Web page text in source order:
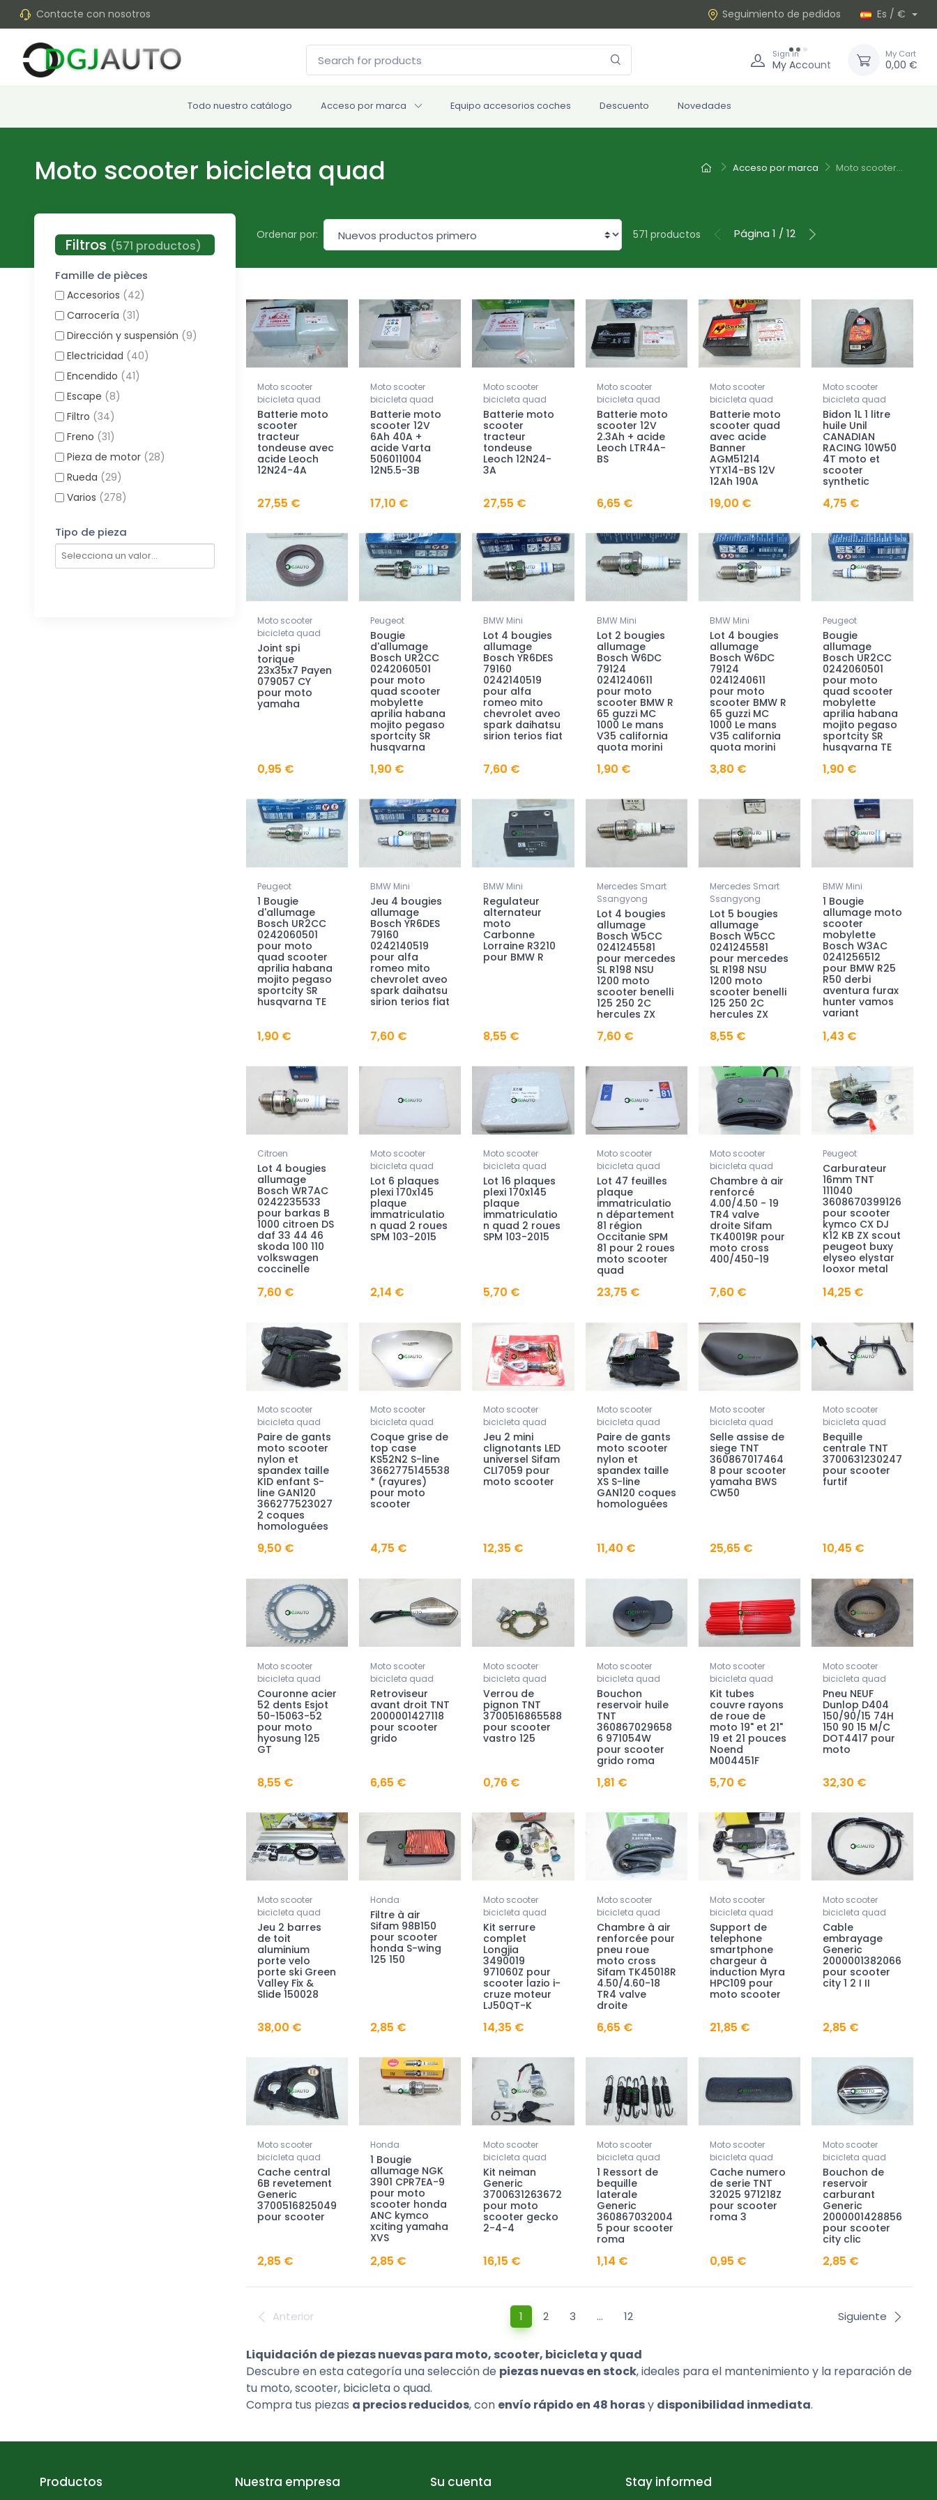
Contacte con nosotros Seguimiento de pedidos Es / €
Sign in
My Account
My Cart
0,00 €
Todo nuestro catálogo Acceso por marca Equipo accesorios coches Descuento Novedades
Acceso por marca Moto scooter...
Moto scooter bicicleta quad
Filtros (571 productos)
Famille de pièces
Accesorios (42)
Carrocería (31)
Dirección y suspensión (9)
Electricidad (40)
Encendido (41)
Escape (8)
Filtro (34)
Freno (31)
Pieza de motor (28)
Rueda (29)
Varios (278)
Tipo de pieza
Ordenar por: 571 productos Página 1 / 12
Liquidación de piezas nuevas para moto, scooter, bicicleta y quad
Descubre en esta categoría una selección de piezas nuevas en stock, ideales para el mantenimiento y la reparación de
tu moto, scooter, bicicleta o quad.
Compra tus piezas a precios reducidos, con envío rápido en 48 horasy disponibilidad inmediata.
Moto scooter
bicicleta quad
Batterie moto
scooter
tracteur
tondeuse avec
acide Leoch
12N24-4A
27,55 €
Moto scooter
bicicleta quad
Batterie moto
scooter 12V
6Ah 40A +
acide Varta
506011004
12N5.5-3B
17,10 €
Moto scooter
bicicleta quad
Batterie moto
scooter
tracteur
tondeuse
Leoch 12N24-
3A
27,55 €
Moto scooter
bicicleta quad
Batterie moto
scooter 12V
2.3Ah + acide
Leoch LTR4A-
BS
6,65 €
Moto scooter
bicicleta quad
Batterie moto
scooter quad
avec acide
Banner
AGM51214
YTX14-BS 12V
12Ah 190A
19,00 €
Moto scooter
bicicleta quad
Bidon 1L 1 litre
huile Unil
CANADIAN
RACING 10W50
4T moto et
scooter
synthetic
4,75 €
Moto scooter
bicicleta quad
Joint spi
torique
23x35x7 Payen
079057 CY
pour moto
yamaha
0,95 €
Peugeot
Bougie
d'allumage
Bosch UR2CC
0242060501
pour moto
quad scooter
mobylette
aprilia habana
mojito pegaso
sportcity SR
husqvarna
1,90 €
BMW Mini
Lot 4 bougies
allumage
Bosch YR6DES
79160
0242140519
pour alfa
romeo mito
chevrolet aveo
spark daihatsu
sirion terios fiat
7,60 €
BMW Mini
Lot 2 bougies
allumage
Bosch W6DC
79124
0241240611
pour moto
scooter BMW R
65 guzzi MC
1000 Le mans
V35 california
quota morini
1,90 €
BMW Mini
Lot 4 bougies
allumage
Bosch W6DC
79124
0241240611
pour moto
scooter BMW R
65 guzzi MC
1000 Le mans
V35 california
quota morini
3,80 €
Peugeot
Bougie
allumage
Bosch UR2CC
0242060501
pour moto
quad scooter
mobylette
aprilia habana
mojito pegaso
sportcity SR
husqvarna TE
1,90 €
Peugeot
1 Bougie
d'allumage
Bosch UR2CC
0242060501
pour moto
quad scooter
aprilia habana
mojito pegaso
sportcity SR
husqvarna TE
1,90 €
BMW Mini
Jeu 4 bougies
allumage
Bosch YR6DES
79160
0242140519
pour alfa
romeo mito
chevrolet aveo
spark daihatsu
sirion terios fiat
7,60 €
BMW Mini
Regulateur
alternateur
moto
Carbonne
Lorraine R3210
pour BMW R
8,55 €
Mercedes Smart
Ssangyong
Lot 4 bougies
allumage
Bosch W5CC
0241245581
pour mercedes
SL R198 NSU
1200 moto
scooter benelli
125 250 2C
hercules ZX
7,60 €
Mercedes Smart
Ssangyong
Lot 5 bougies
allumage
Bosch W5CC
0241245581
pour mercedes
SL R198 NSU
1200 moto
scooter benelli
125 250 2C
hercules ZX
8,55 €
BMW Mini
1 Bougie
allumage moto
scooter
mobylette
Bosch W3AC
0241256512
pour BMW R25
R50 derbi
aventura furax
hunter vamos
variant
1,43 €
Citroen
Lot 4 bougies
allumage
Bosch WR7AC
0242235533
pour barkas B
1000 citroen DS
daf 33 44 46
skoda 100 110
volkswagen
coccinelle
7,60 €
Moto scooter
bicicleta quad
Lot 6 plaques
plexi 170x145
plaque
immatriculatio
n quad 2 roues
SPM 103-2015
2,14 €
Moto scooter
bicicleta quad
Lot 16 plaques
plexi 170x145
plaque
immatriculatio
n quad 2 roues
SPM 103-2015
5,70 €
Moto scooter
bicicleta quad
Lot 47 feuilles
plaque
immatriculatio
n département
81 région
Occitanie SPM
81 pour 2 roues
moto scooter
quad
23,75 €
Moto scooter
bicicleta quad
Chambre à air
renforcé
4.00/4.50 - 19
TR4 valve
droite Sifam
TK40019R pour
moto cross
400/450-19
7,60 €
Peugeot
Carburateur
16mm TNT
111040
3608670399126
pour scooter
kymco CX DJ
K12 KB ZX scout
peugeot buxy
elyseo elystar
looxor metal
14,25 €
Moto scooter
bicicleta quad
Paire de gants
moto scooter
nylon et
spandex taille
KID enfant S-
line GAN120
366277523027
2 coques
homologuées
9,50 €
Moto scooter
bicicleta quad
Coque grise de
top case
KS52N2 S-line
3662775145538
* (rayures)
pour moto
scooter
4,75 €
Moto scooter
bicicleta quad
Jeu 2 mini
clignotants LED
universel Sifam
CLI7059 pour
moto scooter
12,35 €
Moto scooter
bicicleta quad
Paire de gants
moto scooter
nylon et
spandex taille
XS S-line
GAN120 coques
homologuées
11,40 €
Moto scooter
bicicleta quad
Selle assise de
siege TNT
360867017464
8 pour scooter
yamaha BWS
CW50
25,65 €
Moto scooter
bicicleta quad
Bequille
centrale TNT
3700631230247
pour scooter
furtif
10,45 €
Moto scooter
bicicleta quad
Couronne acier
52 dents Esjot
50-15063-52
pour moto
hyosung 125
GT
8,55 €
Moto scooter
bicicleta quad
Retroviseur
avant droit TNT
2000001427118
pour scooter
grido
6,65 €
Moto scooter
bicicleta quad
Verrou de
pignon TNT
3700516865588
pour scooter
vastro 125
0,76 €
Moto scooter
bicicleta quad
Bouchon
reservoir huile
TNT
360867029658
6 971054W
pour scooter
grido roma
1,81 €
Moto scooter
bicicleta quad
Kit tubes
couvre rayons
de roue de
moto 19" et 21"
19 et 21 pouces
Noend
M004451F
5,70 €
Moto scooter
bicicleta quad
Pneu NEUF
Dunlop D404
150/90/15 74H
150 90 15 M/C
DOT4417 pour
moto
32,30 €
Moto scooter
bicicleta quad
Jeu 2 barres
de toit
aluminium
porte velo
porte ski Green
Valley Fix &
Slide 150028
38,00 €
Honda
Filtre à air
Sifam 98B150
pour scooter
honda S-wing
125 150
2,85 €
Moto scooter
bicicleta quad
Kit serrure
complet
Longjia
3490019
971060Z pour
scooter lazio i-
cruze moteur
LJ50QT-K
14,35 €
Moto scooter
bicicleta quad
Chambre à air
renforcée pour
pneu roue
moto cross
Sifam TK45018R
4.50/4.60-18
TR4 valve
droite
6,65 €
Moto scooter
bicicleta quad
Support de
telephone
smartphone
chargeur à
induction Myra
HPC109 pour
moto scooter
21,85 €
Moto scooter
bicicleta quad
Cable
embrayage
Generic
2000001382066
pour scooter
city 1 2 I II
2,85 €
Moto scooter
bicicleta quad
Cache central
6B revetement
Generic
3700516825049
pour scooter
2,85 €
Honda
1 Bougie
allumage NGK
3901 CPR7EA-9
pour moto
scooter honda
ANC kymco
xciting yamaha
XVS
2,85 €
Moto scooter
bicicleta quad
Kit neiman
Generic
3700631263672
pour moto
scooter gecko
2-4-4
16,15 €
Moto scooter
bicicleta quad
1 Ressort de
bequille
laterale
Generic
360867032004
5 pour scooter
roma
1,14 €
Moto scooter
bicicleta quad
Cache numero
de serie TNT
32025 971218Z
pour scooter
roma 3
0,95 €
Moto scooter
bicicleta quad
Bouchon de
reservoir
carburant
Generic
2000001428856
pour scooter
city clic
2,85 €
Anterior 1 2 3 … 12 Siguiente
Productos Nuestra empresa Su cuenta Stay informed